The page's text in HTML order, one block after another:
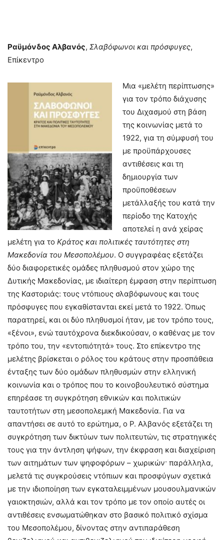
Ραϋμόνδος Αλβανός, Σλαβόφωνοι και πρόσφυγες,
Επίκεντρο
Μια «μελέτη περίπτωσης»
για τον τρόπο διάχυσης
του Διχασμού στη βάση
της κοινωνίας μετά το
1922, για τη σύμφυσή του
με προϋπάρχουσες
αντιθέσεις και τη
δημιουργία των
προϋποθέσεων
μετάλλαξής του κατά την
περίοδο της Κατοχής
αποτελεί η ανά χείρας
μελέτη για το Κράτος και πολιτικές ταυτότητες στη
Μακεδονία του Μεσοπολέμου. Ο συγγραφέας εξετάζει
δύο διαφορετικές ομάδες πληθυσμού στον χώρο της
Δυτικής Μακεδονίας, με ιδιαίτερη έμφαση στην περίπτωση
της Καστοριάς: τους ντόπιους σλαβόφωνους και τους
πρόσφυγες που εγκαθίστανται εκεί μετά το 1922. Όπως
παρατηρεί, και οι δύο πληθυσμοί ήταν, με τον τρόπο τους,
«ξένοι», ενώ ταυτόχρονα διεκδικούσαν, ο καθένας με τον
τρόπο του, την «εντοπιότητά» τους. Στο επίκεντρο της
μελέτης βρίσκεται ο ρόλος του κράτους στην προσπάθεια
ένταξης των δύο ομάδων πληθυσμών στην ελληνική
κοινωνία και ο τρόπος που το κοινοβουλευτικό σύστημα
επηρέασε τη συγκρότηση εθνικών και πολιτικών
ταυτοτήτων στη μεσοπολεμική Μακεδονία. Για να
απαντήσει σε αυτό το ερώτημα, ο Ρ. Αλβανός εξετάζει τη
συγκρότηση των δικτύων των πολιτευτών, τις στρατηγικές
τους για την άντληση ψήφων, την έκφραση και διαχείριση
των αιτημάτων των ψηφοφόρων – χωρικών· παράλληλα,
μελετά τις συγκρούσεις ντόπιων και προσφύγων σχετικά
με την ιδιοποίηση των εγκαταλειμμένων μουσουλμανικών
γαιοκτησιών, αλλά και τον τρόπο με τον οποίο αυτές οι
αντιθέσεις ενσωματώθηκαν στο βασικό πολιτικό σχίσμα
του Μεσοπολέμου, δίνοντας στην αντιπαράθεση